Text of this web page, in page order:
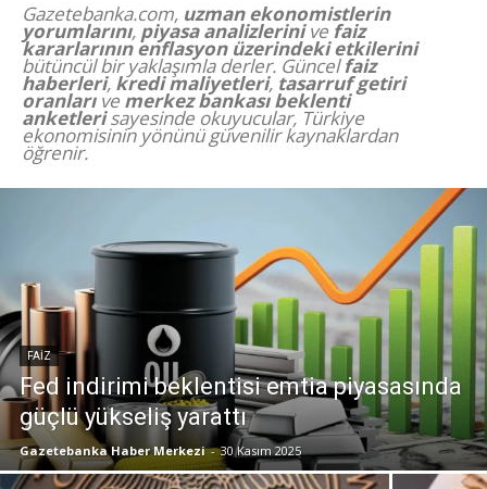
Gazetebanka.com, uzman ekonomistlerin
yorumlarını, piyasa analizlerinive faiz
kararlarının enflasyon üzerindeki etkilerini
bütüncül bir yaklaşımla derler. Güncelfaiz
haberleri, kredi maliyetleri, tasarruf getiri
oranlarıve merkez bankası beklenti
anketlerisayesinde okuyucular, Türkiye
ekonomisinin yönünü güvenilir kaynaklardan
öğrenir.
FAIZ
Fed indirimi beklentisi emtia piyasasında
güçlü yükseliş yarattı
Gazetebanka Haber Merkezi - 30 Kasım 2025